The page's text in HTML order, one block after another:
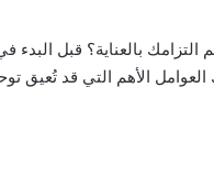
بالعناية؟ قبل البدء
العوامل الأهم التي قد